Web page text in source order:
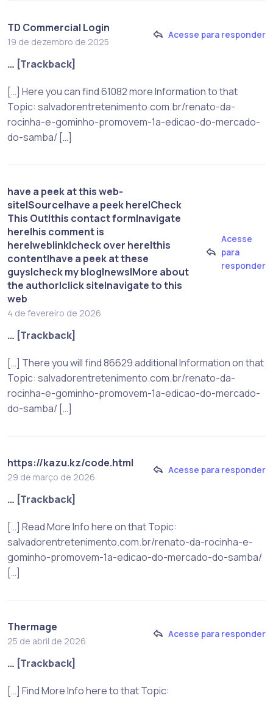
TD Commercial Login
19 de dezembro de 2025
Acesse para responder
… [Trackback]
[…] Here you can find 61082 more Information to that
Topic: salvadorentretenimento.com.br/renato-da-
rocinha-e-gominho-promovem-1a-edicao-do-mercado-
do-samba/ […]
have a peek at this web-
site|Source|have a peek here|Check
This Out|this contact form|navigate
here|his comment is
here|weblink|check over here|this
content|have a peek at these
guys|check my blog|news|More about
the author|click site|navigate to this
web
4 de fevereiro de 2026
Acesse
para
responder
… [Trackback]
[…] There you will find 86629 additional Information on that
Topic: salvadorentretenimento.com.br/renato-da-
rocinha-e-gominho-promovem-1a-edicao-do-mercado-
do-samba/ […]
https://kazu.kz/code.html
29 de março de 2026
Acesse para responder
… [Trackback]
[…] Read More Info here on that Topic:
salvadorentretenimento.com.br/renato-da-rocinha-e-
gominho-promovem-1a-edicao-do-mercado-do-samba/
[…]
Thermage
25 de abril de 2026
Acesse para responder
… [Trackback]
[…] Find More Info here to that Topic: